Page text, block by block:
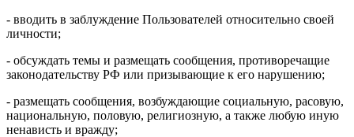
- вводить в заблуждение Пользователей относительно своей
личности;
- обсуждать темы и размещать сообщения, противоречащие
законодательству РФ или призывающие к его нарушению;
- размещать сообщения, возбуждающие социальную, расовую,
национальную, половую, религиозную, а также любую иную
ненависть и вражду;